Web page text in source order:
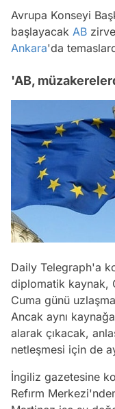
Avrupa Konseyi
başlayacak AB
Ankara'da
'AB,
Daily Telegraph'a
diplomatik kaynak,
Cuma günü
Ancak aynı
alarak çıkacak,
netleşmesi için de
İngiliz gazetesine
Refırm